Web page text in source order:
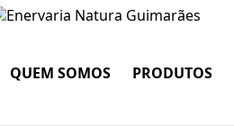
QUEM SOMOS PRODUTOS